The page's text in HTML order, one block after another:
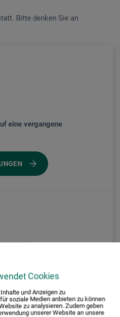
Cookies
und Anzeigen zu
soziale Medien anbieten zu können
zu analysieren. Zudem geben
unserer Website an unsere
Bitte denken Sie an
eine vergangene